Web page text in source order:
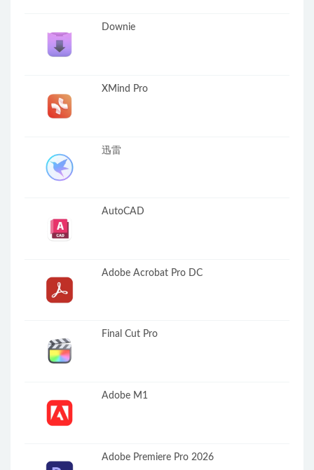
Downie
XMind Pro
迅雷
AutoCAD
Adobe Acrobat Pro DC
Final Cut Pro
Adobe M1
Adobe Premiere Pro 2026